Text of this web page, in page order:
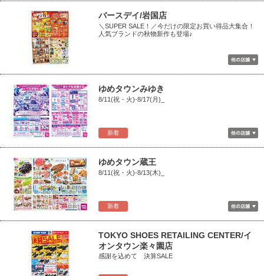
バースデイ/岩国店
＼SUPER SALE！／今だけの限定お買い得品大集合！
人気ブランドの秋物新作も登場♪
新着
ゆめタウンみゆき
8/11(祝・火)-8/17(月)_
新着
ゆめタウン蔵王
8/11(祝・火)-8/13(木)_
TOKYO SHOES RETAILING CENTER/イ
オンタウン楽々園店
感謝を込めて 決算SALE